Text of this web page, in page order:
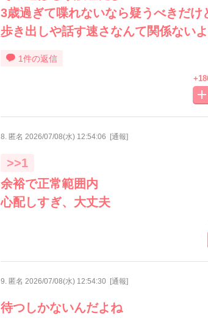
3歳過ぎて喋れないなら疑うべきだけ
歩き出しや話す速さなんて関係ないよ
1件の返信
8. 匿名 2026/07/08(水) 12:54:06 [通報]
>>1
余裕で正常範囲内
心配しすぎ、大丈夫
9. 匿名 2026/07/08(水) 12:54:30 [通報]
待つしかないんだよね